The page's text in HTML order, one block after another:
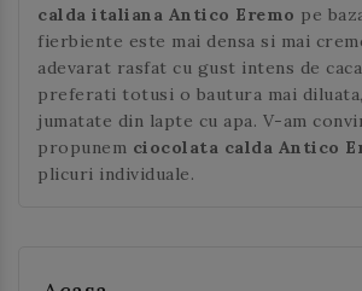
calda italiana Antico Eremo pe
fierbiente este mai densa si mai
adevarat rasfat cu gust intens de
preferati totusi o bautura mai
jumatate din lapte cu apa. V-am
propunem ciocolata calda Antico
plicuri individuale.